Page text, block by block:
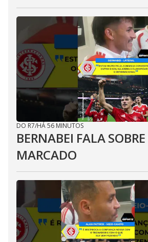
DO R7/HÁ 56 MINUTOS
BERNABEI FALA
MARCADO